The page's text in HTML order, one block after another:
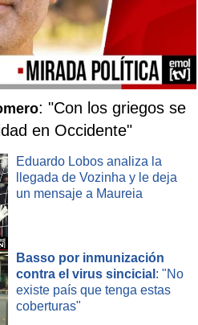
(av. Ossa) (esquina Sur Poniente
: "Con los griegos se
en Occidente"
Eduardo Lobos analiza la
llegada de Vozinha y le deja
un mensaje a Maureia
Basso por inmunización
contra el virus sincicial : "No
existe país que tenga estas
coberturas"